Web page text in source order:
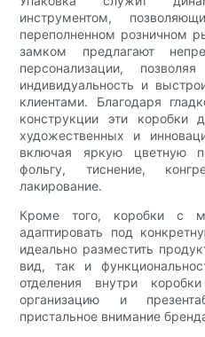
инструментом,
переполненном розничном
замком предлагают
персонализации,
индивидуальность и
клиентами. Благодаря
конструкции эти коробки
художественных и
включая яркую цветную
фольгу, тиснение,
лакирование.
Кроме того, коробки с
адаптировать под
идеально разместить
вид, так и
отделения внутри
организацию и
пристальное внимание